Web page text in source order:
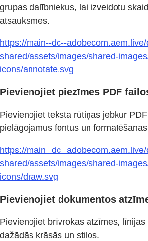
grupas dalībniekus, lai izveidotu
atsauksmes.
https://main--dc--adobecom.aem.live/
shared/assets/images/shared-
icons/annotate.svg
Pievienojiet piezīmes PDF
Pievienojiet teksta rūtiņas jebkur
pielāgojamus fontus un
https://main--dc--adobecom.aem.live/
shared/assets/images/shared-
icons/draw.svg
Pievienojiet dokumentos
Pievienojiet brīvrokas atzīmes, līnijas
dažādās krāsās un stilos.